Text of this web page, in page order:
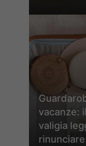
vacanze:
valigia